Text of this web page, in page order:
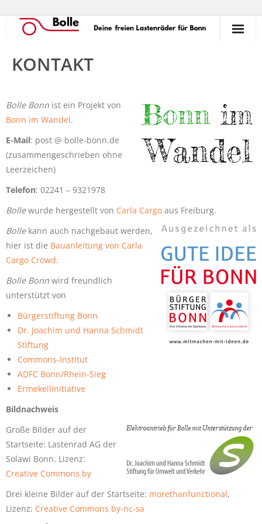
Verleihen
Unterstützen
Erlebnisse
Termine
Commons
Kontakt
KONTAKT
Bolle Bonn ist ein Projekt von
Bonn im Wandel.
E-Mail: post @ bolle-bonn.de
(zusammengeschrieben ohne
Leerzeichen)
Telefon: 02241 – 9321978
Bollewurde hergestellt von Carla Cargo aus Freiburg.
Bollekann auch nachgebaut werden,
hier ist die Bauanleitung von Carla
Cargo Crowd.
Bolle Bonn wird freundlich
unterstützt von
Bürgerstiftung Bonn
Dr. Joachim und Hanna Schmidt
Stiftung
Commons-Institut
ADFC Bonn/Rhein-Sieg
Ermekeilinitiative
Bildnachweis
Große Bilder auf der
Startseite: Lastenrad AG der
Solawi Bonn. Lizenz:
Creative Commons by
Drei kleine Bilder auf der Startseite: morethanfunctional,
Lizenz: Creative Commons by-nc-sa